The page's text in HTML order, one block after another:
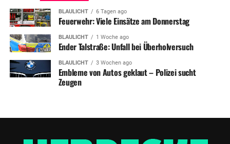
BLAULICHT 6 Tagen ago
Feuerwehr: Viele Einsätze am Donnerstag
BLAULICHT 1 Woche ago
Ender Talstraße: Unfall bei Überholversuch
BLAULICHT 3 Wochen ago
Embleme von Autos geklaut – Polizei sucht
Zeugen